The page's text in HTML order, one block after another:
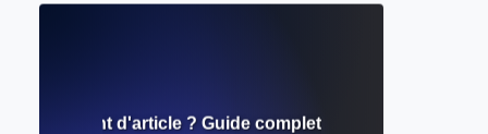
traitement d'article ? Guide complet des frais de